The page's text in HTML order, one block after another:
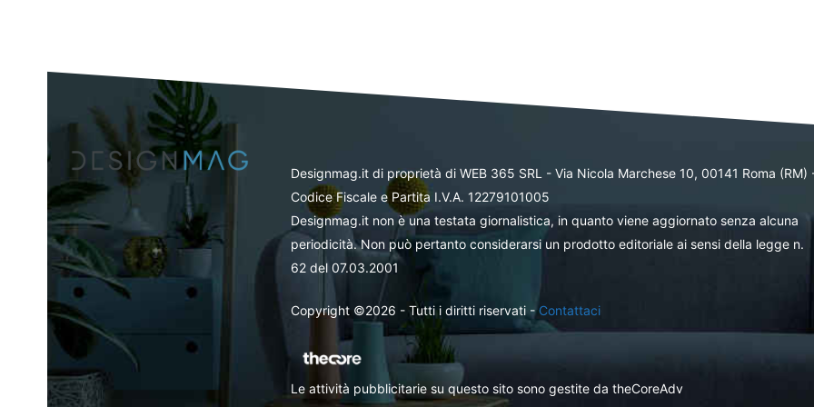
Designmag.it di proprietà di WEB 365 SRL - Via Nicola Marchese 10, 00141 Roma (RM)
Codice Fiscale e Partita I.V.A. 12279101005
Designmag.it non è una testata giornalistica, in quanto viene aggiornato senza alcuna
periodicità. Non può pertanto considerarsi un prodotto editoriale ai sensi della legge n.
62 del 07.03.2001
Copyright ©2026 - Tutti i diritti riservati -Contattaci
Le attività pubblicitarie su questo sito sono gestite da theCoreAdv